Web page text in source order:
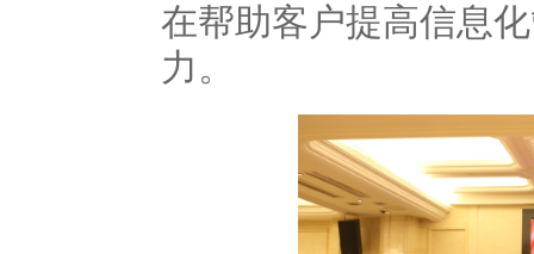
在帮助客户提高信息
力。